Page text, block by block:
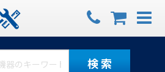
検 索